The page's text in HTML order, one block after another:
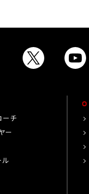
ーチ
ー
ル